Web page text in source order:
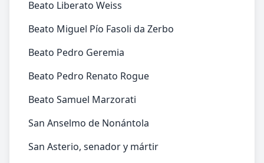
Beato Liberato Weiss
Beato Miguel Pío Fasoli da Zerbo
Beato Pedro Geremia
Beato Pedro Renato Rogue
Beato Samuel Marzorati
San Anselmo de Nonántola
San Asterio, senador y mártir